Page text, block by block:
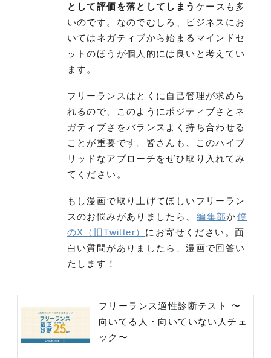
として評価を落としてしまう ケースも多
いのです。なのでむしろ、ビジネスにお
いてはネガティブから始まるマインドセ
ットのほうが個人的には良いと考えてい
ます。
フリーランスはとくに自己管理が求めら
れるので、このようにポジティブさとネ
ガティブさをバランスよく持ち合わせる
ことが重要です。皆さんも、このハイブ
リッドなアプローチをぜひ取り入れてみ
てください。
もし漫画で取り上げてほしいフリーラン
スのお悩みがありましたら、 編集部か僕
のX（旧Twitter） にお寄せください。面
白い質問がありましたら、漫画で回答い
たします！
フリーランス適性診断テスト 〜
向いてる人・向いていない人チェ
ック〜